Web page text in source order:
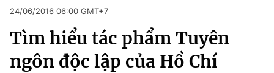
Chuyên mục
Chính trị
Pháp luật
Kinh tế
Thể thao
Truyền hình
24/06/2016 06:00 GMT+7
Tìm hiểu tác phẩm Tuyên
ngôn độc lập của Hồ Chí